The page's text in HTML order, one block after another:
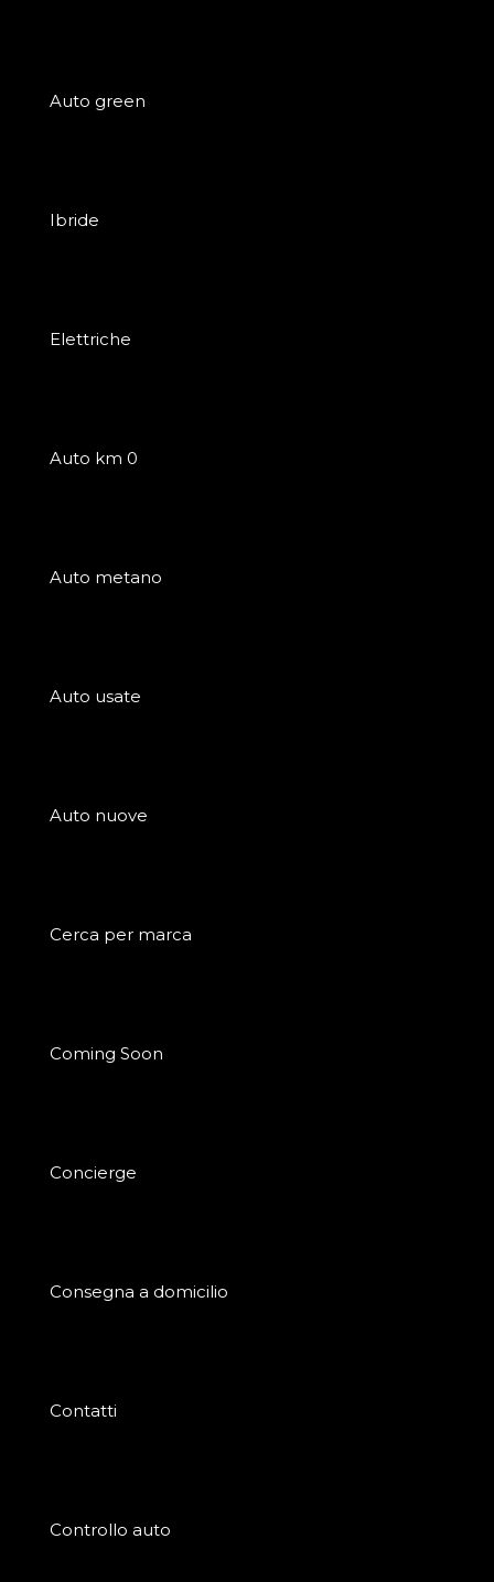
Auto green
Ibride
Elettriche
Auto km 0
Auto metano
Auto usate
Auto nuove
Cerca per marca
Coming Soon
Concierge
Consegna a domicilio
Contatti
Controllo auto